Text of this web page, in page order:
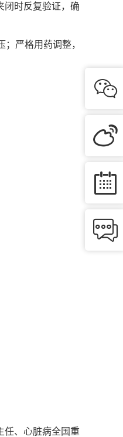
闭时反复验证，确
严格用药调整，
任、心脏病全国重



